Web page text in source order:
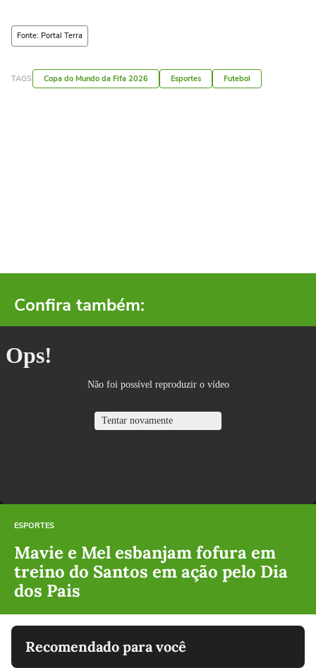
Fonte: Portal Terra
TAGS Copa do Mundo da Fifa 2026 Esportes Futebol
Confira também:
ESPORTES
Mavie e Mel esbanjam fofura em
treino do Santos em ação pelo Dia
dos Pais
Recomendado para você